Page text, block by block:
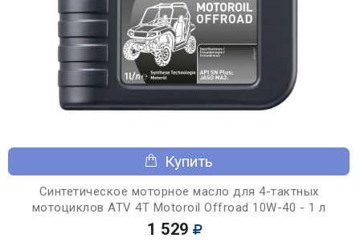
Купить
Синтетическое моторное масло для 4-тактных
мотоциклов ATV 4T Motoroil Offroad 10W-40 - 1 л
1 529